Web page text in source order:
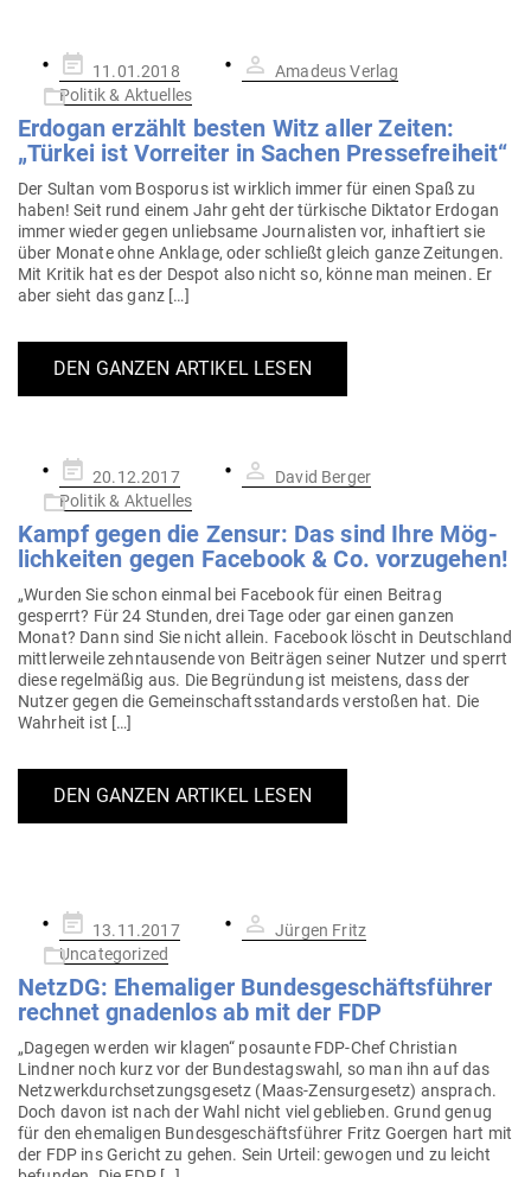
Gepostet
am
11.01.2018
Amadeus Verlag
Politik & Aktuelles
Erdogan erzählt besten Witz aller Zeiten:
„Türkei ist Vor­reiter in Sachen Pressefreiheit“
Der Sultan vom Bos­porus ist wirklich immer für einen Spaß zu
haben! Seit rund einem Jahr geht der tür­kische Dik­tator Erdogan
immer wieder gegen unliebsame Jour­na­listen vor, inhaf­tiert sie
über Monate ohne Anklage, oder schließt gleich ganze Zei­tungen.
Mit Kritik hat es der Despot also nicht so, könne man meinen. Er
aber sieht das ganz […]
DEN GANZEN ARTIKEL LESEN
Gepostet
am
20.12.2017
David Berger
Politik & Aktuelles
Kampf gegen die Zensur: Das sind Ihre Mög­
lich­keiten gegen Facebook & Co. vorzugehen!
„Wurden Sie schon einmal bei Facebook für einen Beitrag
gesperrt? Für 24 Stunden, drei Tage oder gar einen ganzen
Monat? Dann sind Sie nicht allein. Facebook löscht in Deutschland
mitt­ler­weile zehn­tau­sende von Bei­trägen seiner Nutzer und sperrt
diese regel­mäßig aus. Die Begründung ist meistens, dass der
Nutzer gegen die Gemein­schafts­stan­dards ver­stoßen hat. Die
Wahrheit ist […]
DEN GANZEN ARTIKEL LESEN
Gepostet
am
13.11.2017
Jürgen Fritz
Uncategorized
NetzDG: Ehe­ma­liger Bun­des­ge­schäfts­führer
rechnet gna­denlos ab mit der FDP
„Dagegen werden wir klagen“ posaunte FDP-Chef Christian
Lindner noch kurz vor der Bun­des­tagswahl, so man ihn auf das
Netz­werk­durch­set­zungs­gesetz (Maas-Zen­­sur­­gesetz) ansprach.
Doch davon ist nach der Wahl nicht viel geblieben. Grund genug
für den ehe­ma­ligen Bun­des­ge­schäfts­führer Fritz Goergen hart mit
der FDP ins Gericht zu gehen. Sein Urteil: gewogen und zu leicht